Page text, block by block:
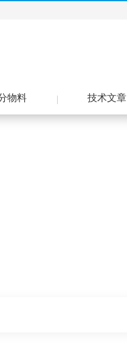
物料 技术文章